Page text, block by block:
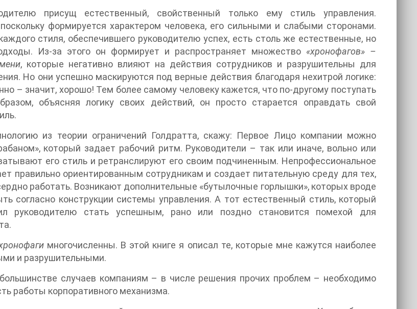
присущ естественный, свойственный только ему стиль управления.
формируется характером человека, его сильными и слабыми сторонами.
стиля, обеспечившего руководителю успех, есть столь же естественные, но
Из-за этого он формирует и распространяет множество «хронофагов» –
, которые негативно влияют на действия сотрудников и разрушительны для
Но они успешно маскируются под верные действия благодаря нехитрой логике:
– значит, хорошо! Тем более самому человеку кажется, что по-другому поступать
объясняя логику своих действий, он просто старается оправдать свой
из теории ограничений Голдратта, скажу: Первое Лицо компании можно
который задает рабочий ритм. Руководители – так или иначе, вольно или
его стиль и ретранслируют его своим подчиненным. Непрофессиональное
правильно ориентированным сотрудникам и создает питательную среду для тех,
работать. Возникают дополнительные «бутылочные горлышки», которых вроде
согласно конструкции системы управления. А тот естественный стиль, который
руководителю стать успешным, рано или поздно становится помехой для
многочисленны. В этой книге я описал те, которые мне кажутся наиболее
и разрушительными.
случаев компаниям – в числе решения прочих проблем – необходимо
работы корпоративного механизма.